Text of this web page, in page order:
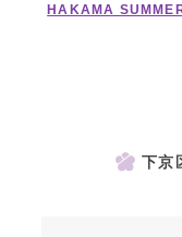
HAKAMA
下京